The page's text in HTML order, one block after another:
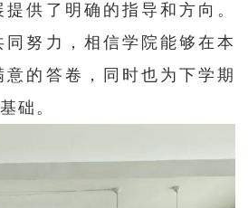
供了明确的指导和方向。
努力，相信学院能够在本
的答卷，同时也为下学期
础。